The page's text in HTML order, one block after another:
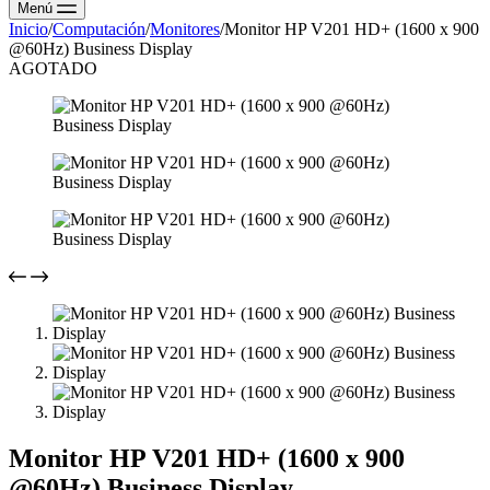
Menú
Inicio/Computación/Monitores/Monitor HP V201 HD+ (1600 x 900
@60Hz) Business Display
AGOTADO
Monitor HP V201 HD+ (1600 x 900